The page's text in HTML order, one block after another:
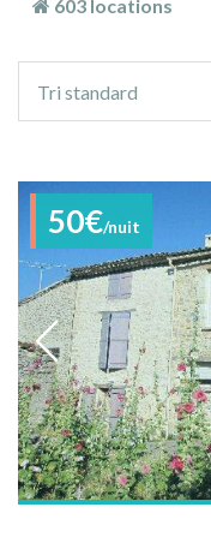
603 locations
tri
Tri standard
50€/nuit